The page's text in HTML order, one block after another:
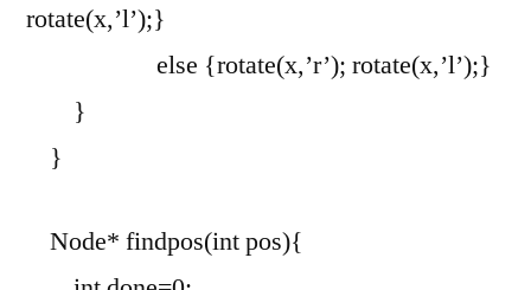
rotate(x,’l’);}
else {rotate(x,’r’); rotate(x,’l’);}
}
}
Node* findpos(int pos){